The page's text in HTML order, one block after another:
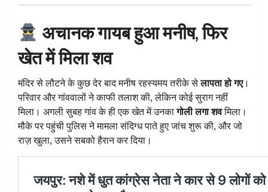
अचानक गायब हुआ मनीष, फिर
खेत में मिला शव
मंदिर से लौटने के कुछ देर बाद मनीष रहस्यमय तरीके सेलापता हो गए।
परिवार और गांववालों ने काफी तलाश की, लेकिन कोई सुराग नहीं
मिला। अगली सुबह गांव के ही एक खेत में उनकागोली लगा शवमिला।
मौके पर पहुंची पुलिस ने मामला संदिग्ध पाते हुए जांच शुरू की, और जो
राज़ खुला, उसने सबको हैरान कर दिया।